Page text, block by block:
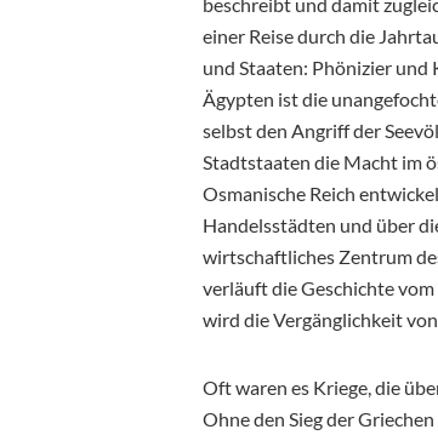
einer Reise durch die
und Staaten: Phönizier und
Ägypten ist die
selbst den Angriff der
Stadtstaaten die Macht im
Osmanische Reich
Handelsstädten und über
wirtschaftliches Zentrum
verläuft die Geschichte
wird die Vergänglichkeit
Oft waren es Kriege, die
Ohne den Sieg der